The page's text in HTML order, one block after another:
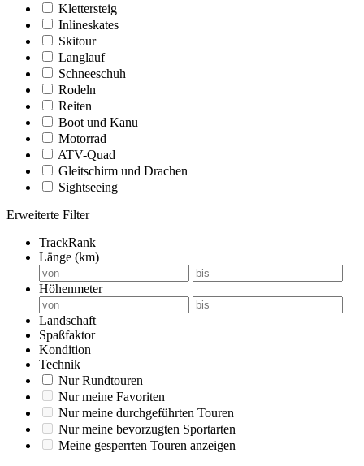
Klettersteig
Inlineskates
Skitour
Langlauf
Schneeschuh
Rodeln
Reiten
Boot und Kanu
Motorrad
ATV-Quad
Gleitschirm und Drachen
Sightseeing
Erweiterte Filter
TrackRank
Länge (km)
Höhenmeter
Landschaft
Spaßfaktor
Kondition
Technik
Nur Rundtouren
Nur meine Favoriten
Nur meine durchgeführten Touren
Nur meine bevorzugten Sportarten
Meine gesperrten Touren anzeigen